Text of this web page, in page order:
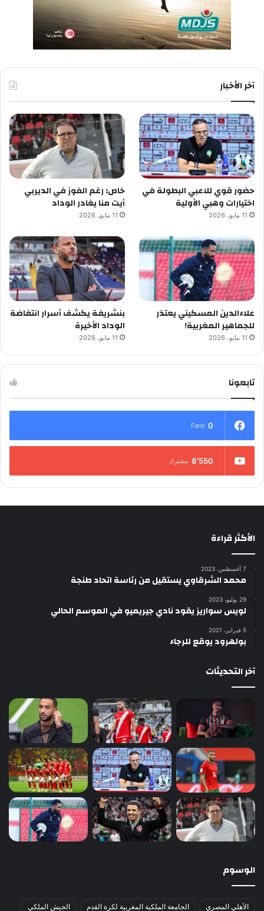
آخر الأخبار
حضور قوي للاعبي البطولة في
اختيارات وهبي الأولية
11 مايو، 2026
خاص: رغم الفوز في الديربي
أيت منا يغادر الوداد
11 مايو، 2026
علاءالدين المسكيني يعتذر
للجماهير المغربية!
11 مايو، 2026
بنشريفة يكشف أسرار انتفاضة
الوداد الأخيرة
11 مايو، 2026
تابعونا
0
Fans
8٬550 مشترك
الأكثر قراءة
7 أغسطس، 2023
محمد الشرقاوي يستقيل من رئاسة اتحاد طنجة
29 يوليو، 2023
لويس سواريز يقود نادي جيريميو في الموسم الحالي
5 فبراير، 2021
بولهرود يوقع للرجاء
آخر التحديثات
الوسوم
الأهلي المصري الجامعة الملكية المغربية لكرة القدم الجيش الملكي